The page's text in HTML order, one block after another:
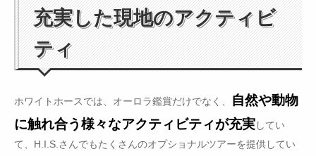
充実した現地のアクティビ
ティ
ホワイトホースでは、オーロラ鑑賞だけでなく、
自然や動物
に触れ合う様々なアクティビティが充実してい
て、H.I.S.さんでもたくさんのオプショナルツアーを提供してい